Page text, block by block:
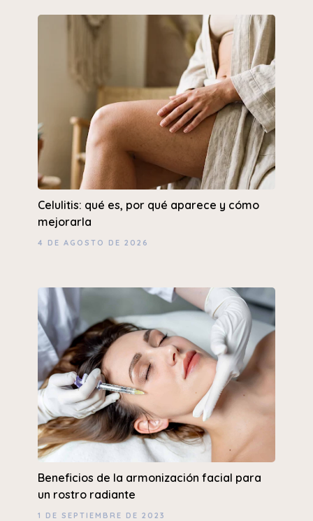
Celulitis: qué es, por qué aparece y cómo
mejorarla
4 DE AGOSTO DE 2026
Beneficios de la armonización facial para
un rostro radiante
1 DE SEPTIEMBRE DE 2023